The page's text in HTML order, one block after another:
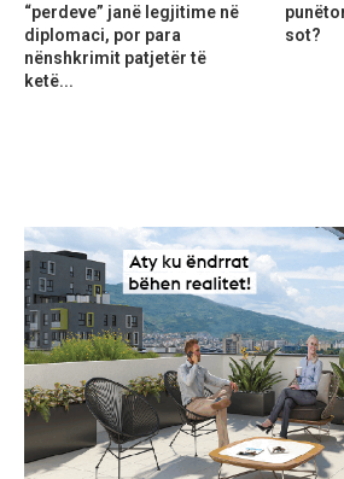
“perdeve” janë legjitime në
diplomaci, por para
nënshkrimit patjetër të
ketë...
sot?